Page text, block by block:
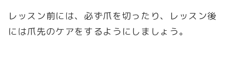
レッスン前には、必ず爪を切ったり、レッスン後
には爪先のケアをするようにしましょう。